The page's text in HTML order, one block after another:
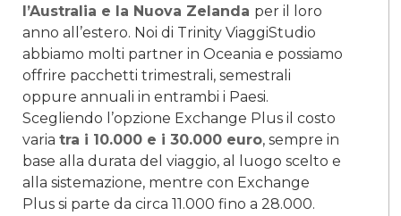
l’Australia e la Nuova Zelanda per il loro
anno all’estero. Noi di Trinity ViaggiStudio
abbiamo molti partner in Oceania e possiamo
offrire pacchetti trimestrali, semestrali
oppure annuali in entrambi i Paesi.
Scegliendo l’opzione Exchange Plus il costo
varia tra i 10.000 e i 30.000 euro, sempre in
base alla durata del viaggio, al luogo scelto e
alla sistemazione, mentre con Exchange
Plus si parte da circa 11.000 fino a 28.000.